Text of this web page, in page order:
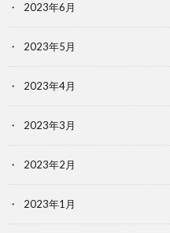
2023年6月
2023年5月
2023年4月
2023年3月
2023年2月
2023年1月